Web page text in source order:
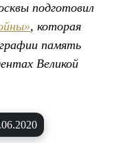
подготовил
, которая
память
Великой